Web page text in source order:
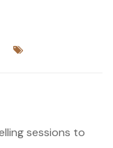
sessions to